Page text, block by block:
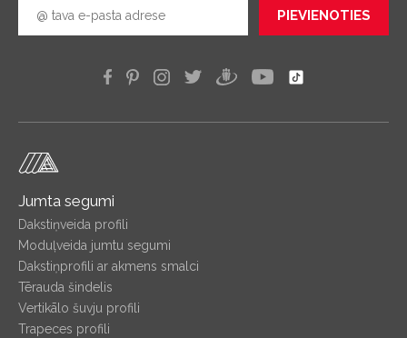
PIEVIENOTIES
Jumta segumi
Dakstiņveida profili
Moduļveida jumtu segumi
Dakstiņprofili ar akmens smalci
Tērauda šindelis
Vertikālo šuvju profili
Trapeces profili